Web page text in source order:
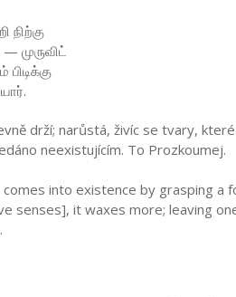
நிற்கு
முருவிட்
drží; narůstá, živíc se tvary,
neexistujícím. To Prozkoumej.
into existence by grasping a
senses], it waxes more; leaving